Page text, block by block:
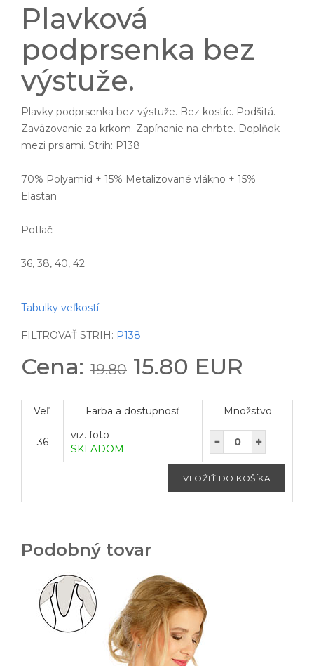
Plavková
podprsenka bez
výstuže.
Plavky podprsenka bez výstuže. Bez kostíc. Podšitá.
Zaväzovanie za krkom. Zapínanie na chrbte. Doplňok
mezi prsiami. Strih: P138
70% Polyamid + 15% Metalizované vlákno + 15%
Elastan
Potlač
36, 38, 40, 42
Tabulky veľkostí
FILTROVAŤ STRIH: P138
Cena: 19.80 15.80 EUR
Veľ. Farba a dostupnosť Množstvo
36
viz. foto
SKLADOM
Podobný tovar